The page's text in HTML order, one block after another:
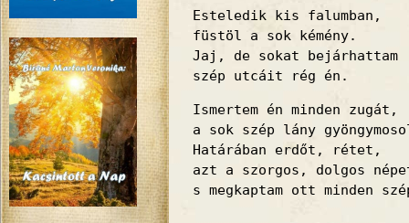
Esteledik kis falumban,
füstöl a sok kémény.
Jaj, de sokat bejárhattam
szép utcáit rég én.
Ismertem én minden zugát,
a sok szép lány
Határában erdőt, rétet,
azt a szorgos, dolgos
s megkaptam ott minden